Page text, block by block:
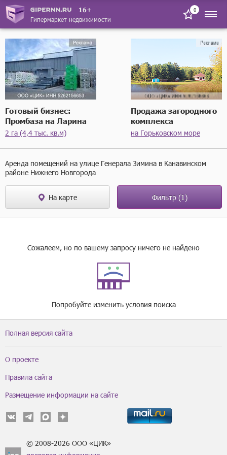
16+
Гипермаркет недвижимости
0
Готовый бизнес:
Промбаза на Ларина
2 га (4,4 тыс. кв.м)
Продажа загородного
комплекса
на Горьковском море
Аренда помещений на улице Генерала Зимина в Канавинском
районе Нижнего Новгорода
На карте Фильтр(1)
Сожалеем, но по вашему запросу ничего не найдено
Попробуйте изменить условия поиска
Полная версия сайта
О проекте
Правила сайта
Размещение информации на сайте
© 2008-2026 ООО «ЦИК»